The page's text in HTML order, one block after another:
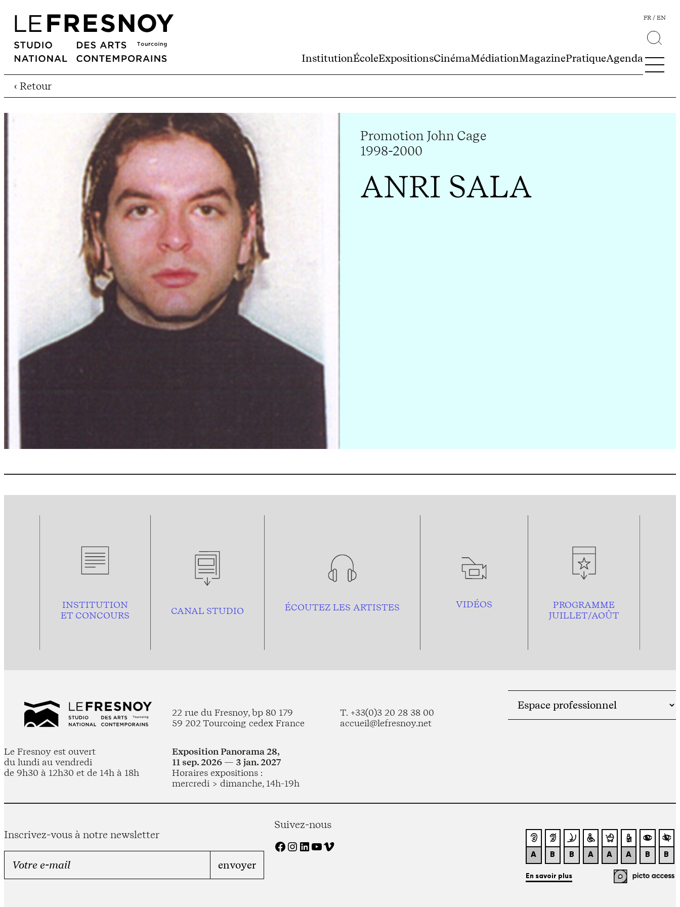
InstitutionÉcoleExpositionsCinémaMédiationMagazinePratiqueAgenda
FR EN
‹ Retour
Promotion John Cage
1998-2000
ANRI SALA
INSTITUTION
ET CONCOURS
CANAL STUDIO ÉCOUTEZ LES ARTISTES VIDÉOS
PROGRAMME
JUILLET/AOÛT
22 rue du Fresnoy, bp 80 179
59 202 Tourcoing cedex France
T. +33(0)3 20 28 38 00
accueil@lefresnoy.net
Le Fresnoy est ouvert
du lundi au vendredi
de 9h30 à 12h30 et de 14h à 18h
Exposition Panorama 28,
11 sep. 2026 — 3 jan. 2027
Horaires expositions :
mercredi > dimanche, 14h-19h
Inscrivez-vous à notre newsletter
Suivez-nous
Facebook Instagram LinkedIn YouTube Vimeo